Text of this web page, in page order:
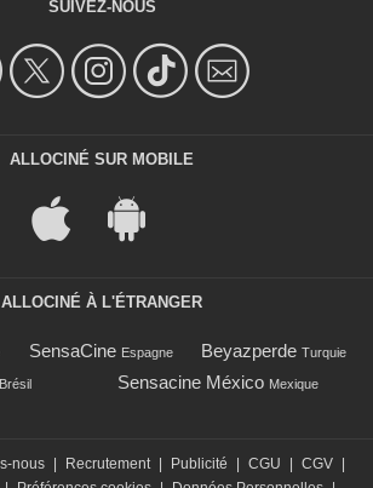
SUIVEZ-NOUS
ALLOCINÉ SUR MOBILE
ALLOCINÉ À L'ÉTRANGER
SensaCine Espagne Beyazperde Turquie
Brésil Sensacine México Mexique
nous | Recrutement | Publicité | CGU | CGV |